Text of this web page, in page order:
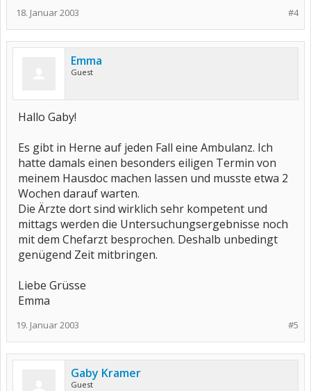
#4
18. Januar 2003
Emma
Guest
Hallo Gaby!
Es gibt in Herne auf jeden Fall eine Ambulanz. Ich
hatte damals einen besonders eiligen Termin von
meinem Hausdoc machen lassen und musste etwa 2
Wochen darauf warten.
Die Ärzte dort sind wirklich sehr kompetent und
mittags werden die Untersuchungsergebnisse noch
mit dem Chefarzt besprochen. Deshalb unbedingt
genügend Zeit mitbringen.
Liebe Grüsse
Emma
#5
19. Januar 2003
Gaby Kramer
Guest